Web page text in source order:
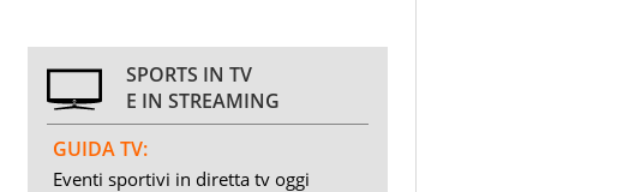
SPORTS IN TV
E IN STREAMING
GUIDA TV:
Eventi sportivi in diretta tv oggi